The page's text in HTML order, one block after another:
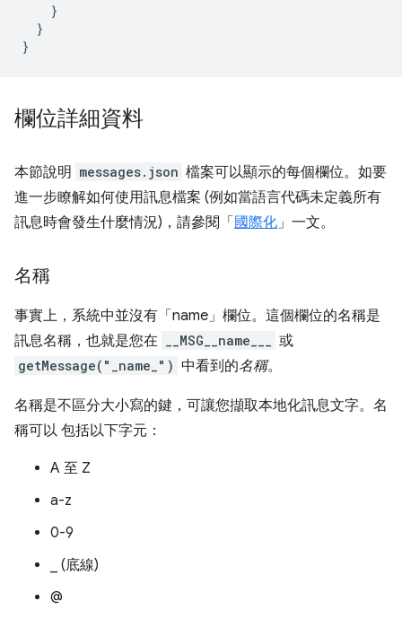
}
}
}
欄位詳細資料
本節說明 messages.json 檔案可以顯示的每個欄位。如要
進一步瞭解如何使用訊息檔案 (例如當語言代碼未定義所有
訊息時會發生什麼情況)，請參閱「 國際化」一文。
名稱
事實上，系統中並沒有「name」欄位。這個欄位的名稱是
訊息名稱，也就是您在
__MSG__name___ 或
getMessage("_name_") 中看到的名稱。
名稱是不區分大小寫的鍵，可讓您擷取本地化訊息文字。名
稱可以 包括以下字元：
A 至 Z
a-z
0-9
_ (底線)
@